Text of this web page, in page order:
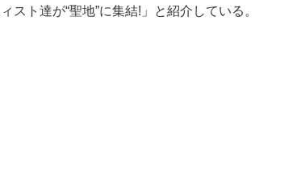
ィスト達が“聖地”に集結!」と紹介している。